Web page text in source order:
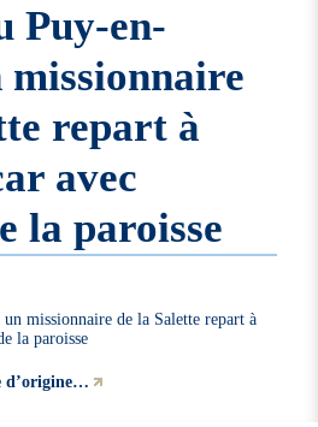
Puy-en-
missionnaire
repart à
avec
la paroisse
missionnaire de la Salette repart à
la paroisse
d’origine…